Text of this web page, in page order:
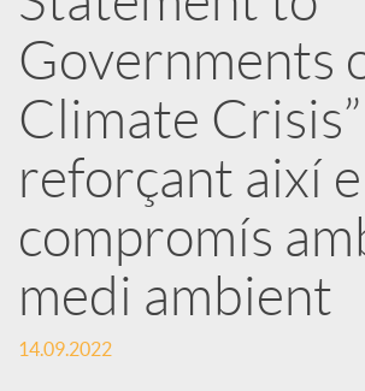
s
S
o
c
i
Governments
Climate Crisis”
reforçant així
compromís
medi ambient
14.09.2022